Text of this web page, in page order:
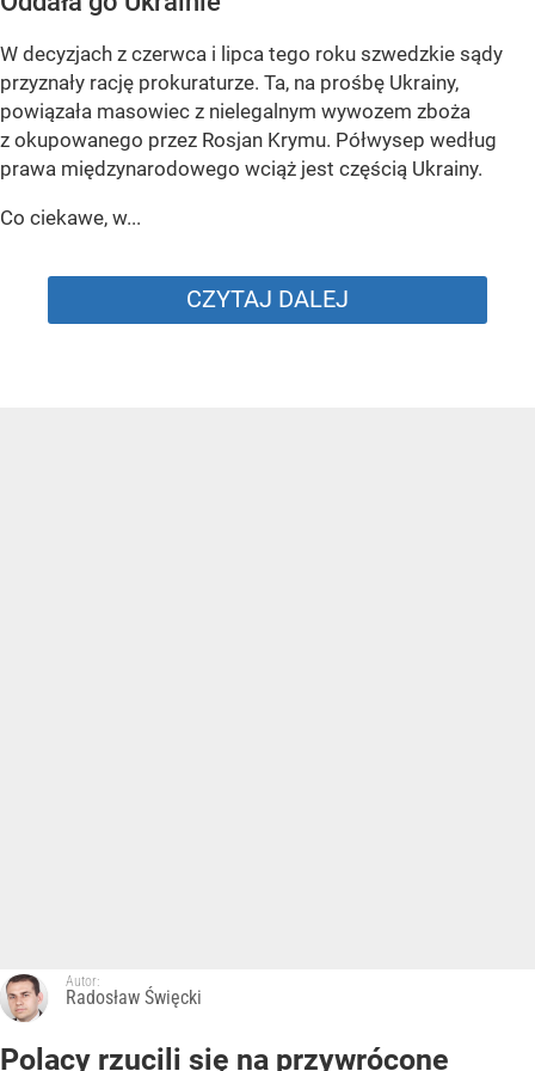
W decyzjach z czerwca i lipca tego roku szwedzkie sądy
przyznały rację prokuraturze. Ta, na prośbę Ukrainy,
powiązała masowiec z nielegalnym wywozem zboża
z okupowanego przez Rosjan Krymu. Półwysep według
prawa międzynarodowego wciąż jest częścią Ukrainy.
Co ciekawe, w...
CZYTAJ DALEJ
Autor:
Radosław Święcki
Polacy rzucili się na przywrócone